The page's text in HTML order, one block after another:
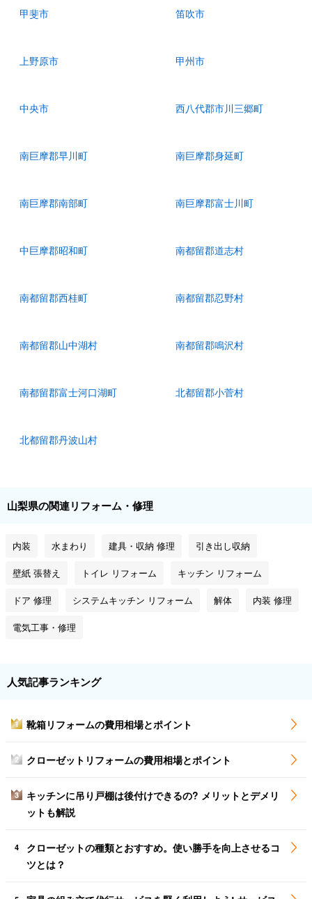
甲斐市 笛吹市
上野原市 甲州市
中央市 西八代郡市川三郷町
南巨摩郡早川町 南巨摩郡身延町
南巨摩郡南部町 南巨摩郡富士川町
中巨摩郡昭和町 南都留郡道志村
南都留郡西桂町 南都留郡忍野村
南都留郡山中湖村 南都留郡鳴沢村
南都留郡富士河口湖町 北都留郡小菅村
北都留郡丹波山村
山梨県の関連リフォーム・修理
内装 水まわり 建具・収納 修理 引き出し収納
壁紙 張替え トイレ リフォーム キッチン リフォーム
ドア 修理 システムキッチン リフォーム 解体 内装 修理
電気工事・修理
人気記事ランキング
1 靴箱リフォームの費用相場とポイント
2 クローゼットリフォームの費用相場とポイント
3
キッチンに吊り戸棚は後付けできるの? メリットとデメリ
ットも解説
4
クローゼットの種類とおすすめ。使い勝手を向上させるコ
ツとは？